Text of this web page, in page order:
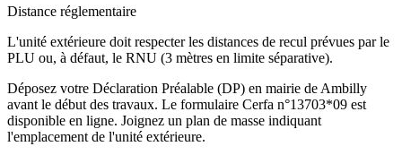
Distance réglementaire
L'unité extérieure doit respecter les distances de recul prévues par le
PLU ou, à défaut, le RNU (3 mètres en limite séparative).
Déposez votre Déclaration Préalable (DP) en mairie de Ambilly
avant le début des travaux. Le formulaire Cerfa n°13703*09 est
disponible en ligne. Joignez un plan de masse indiquant
l'emplacement de l'unité extérieure.